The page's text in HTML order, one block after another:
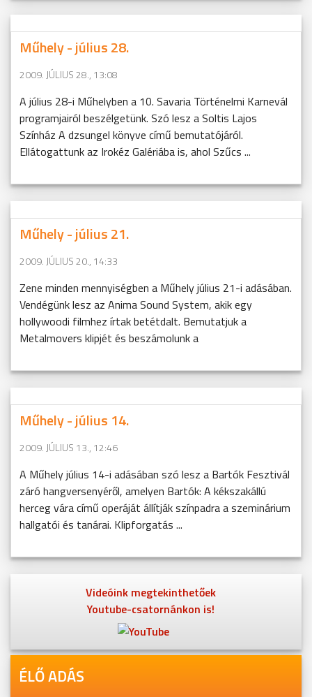
Műhely - július 28.
2009. JÚLIUS 28., 13:08
A július 28-i Műhelyben a 10. Savaria Történelmi Karnevál
programjairól beszélgetünk. Szó lesz a Soltis Lajos
Színház A dzsungel könyve című bemutatójáról.
Ellátogattunk az Irokéz Galériába is, ahol Szűcs ...
Műhely - július 21.
2009. JÚLIUS 20., 14:33
Zene minden mennyiségben a Műhely július 21-i adásában.
Vendégünk lesz az Anima Sound System, akik egy
hollywoodi filmhez írtak betétdalt. Bemutatjuk a
Metalmovers klipjét és beszámolunk a
Műhely - július 14.
2009. JÚLIUS 13., 12:46
A Műhely július 14-i adásában szó lesz a Bartók Fesztivál
záró hangversenyéről, amelyen Bartók: A kékszakállú
herceg vára című operáját állítják színpadra a szeminárium
hallgatói és tanárai. Klipforgatás ...
Videóink megtekinthetőek
Youtube-csatornánkon is!
ÉLŐ ADÁS